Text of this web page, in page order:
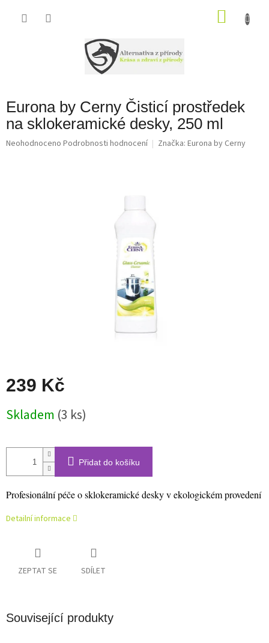
Eurona by Cerny Čisticí prostředek
na sklokeramické desky, 250 ml
Průměrné
Neohodnoceno Podrobnosti hodnocení Značka: Eurona by Cerny
239 Kč
cena:
Skladem (3 ks)
Přidat do košíku
Profesionální péče o sklokeramické desky v ekologickém provedení
Detailní informace
ZEPTAT SE SDÍLET
Související produkty